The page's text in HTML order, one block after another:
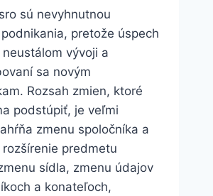
sú nevyhnutnou
pretože úspech
vývoji a
sa novým
Rozsah zmien, ktoré
podstúpiť, je veľmi
zmenu spoločníka a
predmetu
sídla, zmenu údajov
a konateľoch,